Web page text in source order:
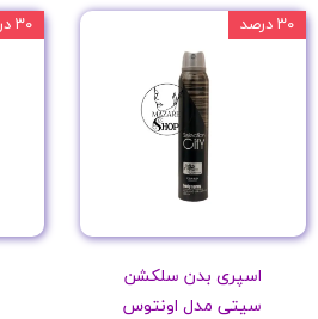
اسپری بدن سلکشن
سیتی مدل اونتوس
۳۰ درصد ۳۰ درصد